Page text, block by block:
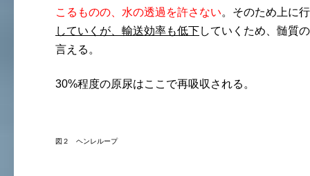
こるものの、水の透過を許さない。そのため上に
していくが、輸送効率も低下していくため、髄質
言える。
30%程度の原尿はここで再吸収される。
図２ ヘンレループ